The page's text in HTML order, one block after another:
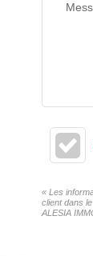
« Les
client dans
ALESIA